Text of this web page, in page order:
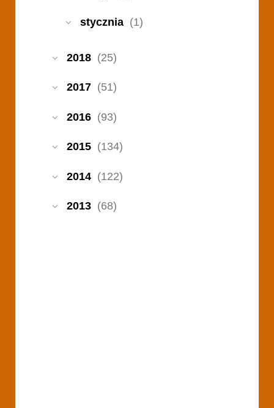
stycznia (1)
2018 (25)
2017 (51)
2016 (93)
2015 (134)
2014 (122)
2013 (68)